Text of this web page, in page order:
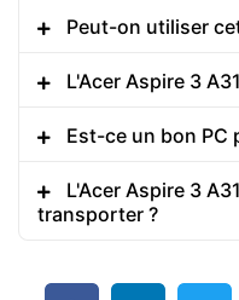
Peut-on utiliser
L'Acer Aspire 3
Est-ce un bon PC
L'Acer Aspire 3
transporter ?